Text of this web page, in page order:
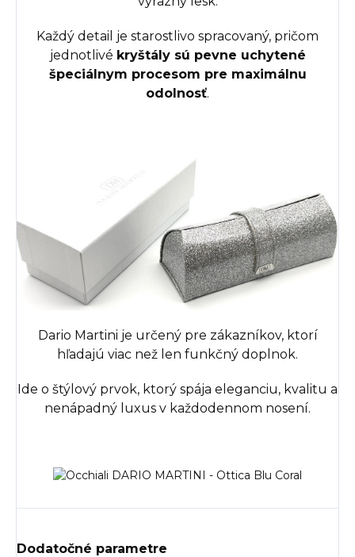
Každý detail je starostlivo spracovaný, pričom
jednotlivé kryštály sú pevne uchytené
špeciálnym procesom pre maximálnu
odolnosť.
Dario Martini je určený pre zákazníkov, ktorí
hľadajú viac než len funkčný doplnok.
Ide o štýlový prvok, ktorý spája eleganciu, kvalitu a
nenápadný luxus v každodennom nosení.
Dodatočné parametre